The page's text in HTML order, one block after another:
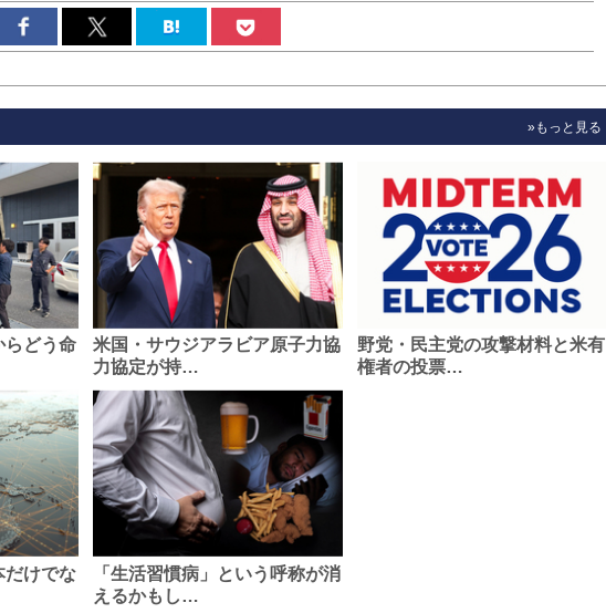
»もっと見る
らどう命
米国・サウジアラビア原子力協
力協定が持…
野党・民主党の攻撃材料と米有
権者の投票…
だけでな
「生活習慣病」という呼称が消
えるかもし…